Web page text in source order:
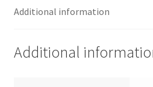
Additional information
Additional